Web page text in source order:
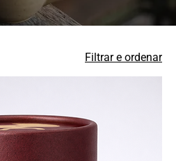
Filtrar e ordenar